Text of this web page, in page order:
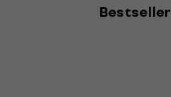
Bestseller